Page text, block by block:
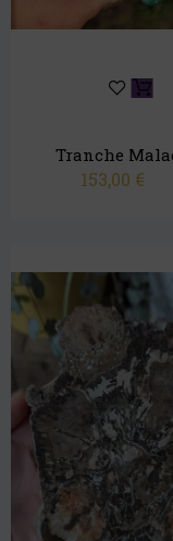
Tranche
153,00 €